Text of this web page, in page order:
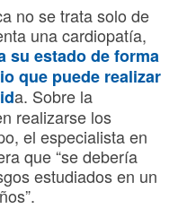
no se trata solo de
una cardiopatía,
su estado de forma
que puede realizar
a. Sobre la
realizarse los
el especialista en
que “se debería
estudiados en un